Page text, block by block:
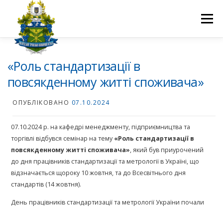
Меню
ПРО НАС
«Роль стандартизації в
повсякденному житті споживача»
ОПУБЛІКОВАНО 07.10.2024
07.10.2024 р. на кафедрі менеджменту, підприємництва та
торгівлі відбувся семінар на тему «Роль стандартизації в
повсякденному житті споживача», який був приурочений
до дня працівників стандартизації та метрології в Україні, що
відзначається щороку 10 жовтня, та до Всесвітнього дня
стандартів (14 жовтня).
День працівників стандартизації та метрології України почали